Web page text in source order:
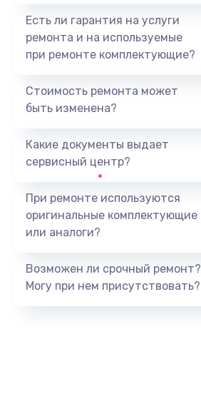
Есть ли гарантия на услуги
ремонта и на используемые
при ремонте комплектующие?
Стоимость ремонта может
быть изменена?
Какие документы выдает
сервисный центр?
При ремонте используются
оригинальные комплектующие
или аналоги?
Возможен ли срочный ремонт?
Могу при нем присутствовать?